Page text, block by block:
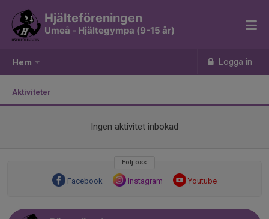
Hem Logga in
Hjälteföreningen
Umeå - Hjältegympa (9-15 år)
Aktiviteter
Ingen aktivitet inbokad
Följ oss
Facebook Instagram Youtube